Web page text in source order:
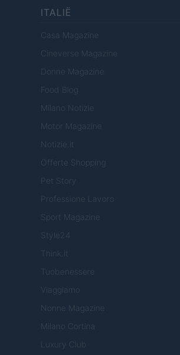
ITALIË
Casa Magazine
Cineverse Magazine
Donne Magazine
Food Blog
Milano Notizie
Motor Magazine
Notizie.it
Offerte Shopping
Pet Story
Professione Lavoro
Sport Magazine
Style24
Think.it
Tuobenessere
Viaggiamo
Nonne Magazine
Milano Cortina
Luxury Club